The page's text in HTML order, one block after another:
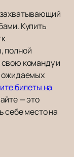
Купить
полной
команду и
ожидаемых
билеты на
— это
себе место на